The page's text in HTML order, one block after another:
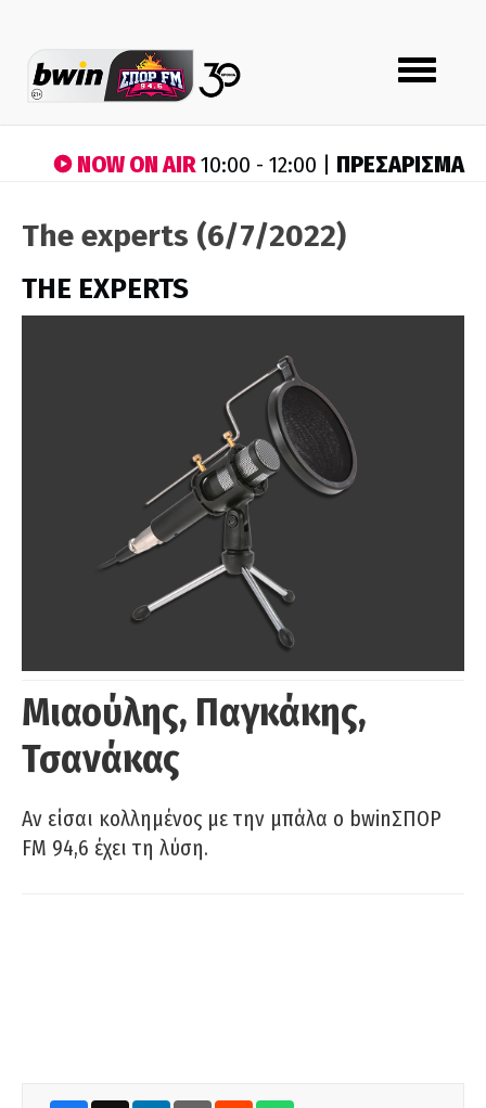
Toggle
navigation
NOW ON AIR10:00 - 12:00 | ΠΡΕΣΑΡΙΣΜΑ
The experts (6/7/2022)
THE EXPERTS
Μιαούλης, Παγκάκης,
Τσανάκας
Αν είσαι κολλημένος με την μπάλα ο bwinΣΠΟΡ
FM 94,6 έχει τη λύση.